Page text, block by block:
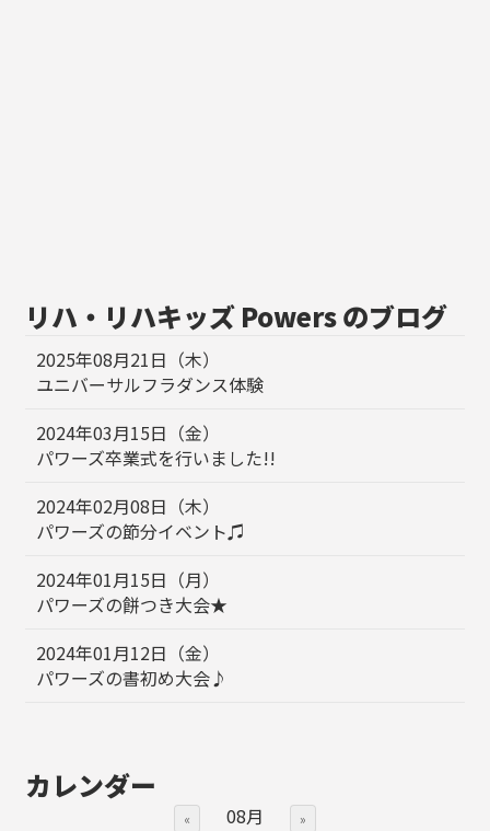
リハ・リハキッズ Powers のブログ
2025年08月21日（木）
ユニバーサルフラダンス体験
2024年03月15日（金）
パワーズ卒業式を行いました!!
2024年02月08日（木）
パワーズの節分イベント♫
2024年01月15日（月）
パワーズの餅つき大会★
2024年01月12日（金）
パワーズの書初め大会♪
カレンダー
« 08月 »